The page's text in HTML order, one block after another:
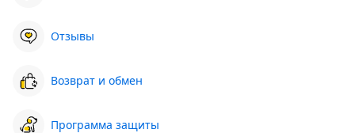
Отзывы
Возврат и обмен
Программа защиты